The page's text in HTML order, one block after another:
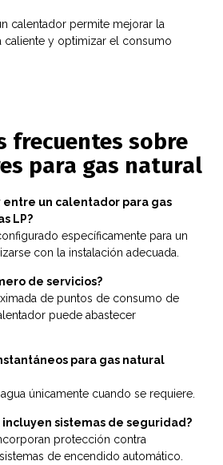
calentador permite mejorar la
caliente y optimizar el consumo
frecuentes sobre
para gas natural
un calentador para gas
LP?
específicamente para un
con la instalación adecuada.
de servicios?
de puntos de consumo de
puede abastecer
para gas natural
únicamente cuando se requiere.
incluyen sistemas de seguridad?
protección contra
de encendido automático.